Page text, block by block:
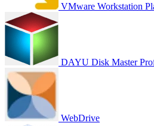
VMware Workstation
DAYU Disk Master
WebDrive